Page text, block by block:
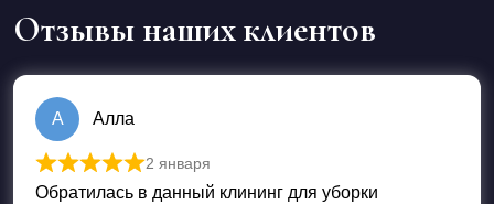
Отзывы наших клиентов
А Алла
Оценка из 5
2 января
Обратилась в данный клининг для уборки